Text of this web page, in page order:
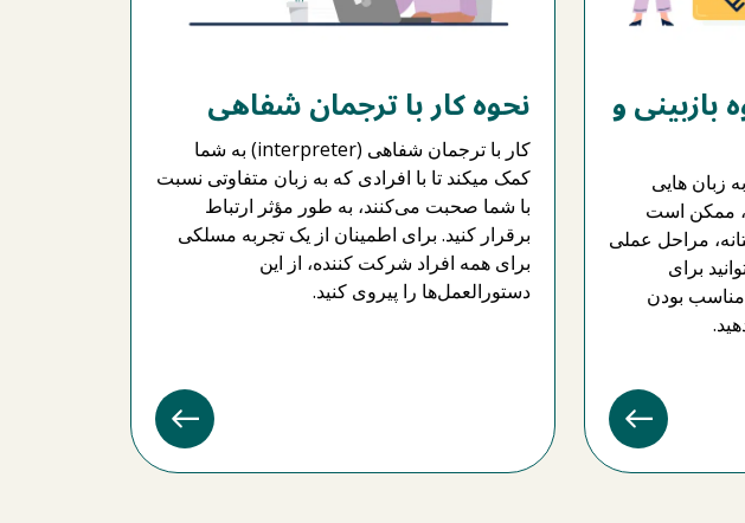
و
زبان‌ هایی
ممکن است
مراحل عملی
برای
بودن
نحوه کار با ترجمان شفاهی
کار با ترجمان شفاهی (interpreter) به شما
کمک میکند تا با افرادی که به زبان متفاوتی نسبت
با شما صحبت می‌کنند، به طور مؤثر ارتباط
برقرار کنید. برای اطمینان از یک تجربه مسلکی
برای همه افراد شرکت کننده، از این
دستورالعمل‌ها را پیروی کنید.